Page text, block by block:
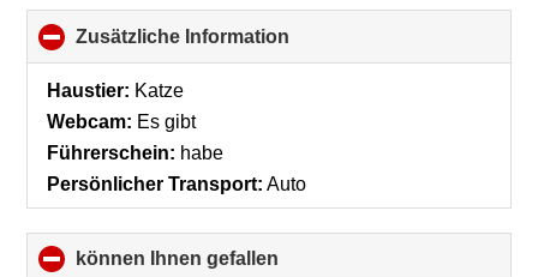
Zusätzliche Information
to
Haustier: Katze
Webcam: Es gibt
Führerschein: habe
Persönlicher Transport: Auto
können Ihnen gefallen